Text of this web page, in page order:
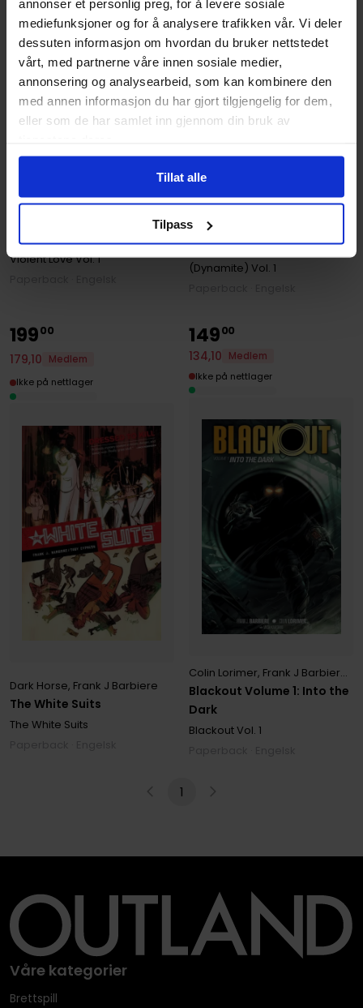
annonser et personlig preg, for å levere sosiale
mediefunksjoner og for å analysere trafikken vår. Vi deler
dessuten informasjon om hvordan du bruker nettstedet
vårt, med partnerne våre innen sosiale medier,
annonsering og analysearbeid, som kan kombinere den
med annen informasjon du har gjort tilgjengelig for dem,
eller som de har samlet inn gjennom din bruk av
Tillat alle
Tilpass
Violent Love Volume 1: Stay
Dangerous
Frank J Barbiere,Victor Santos
Violent LoveVol. 1
Solar: Man of the Atom
Volume 1 - Nuclear Family
,
Solar: Man of the Atom
(Dynamite) Vol. 1
The White Suits
Dark Horse, Frank J Barbiere
The White Suits
19900
179,10
Medlem
Ikke på nettlager
Blackout Volume 1: Into the
Dark
Colin Lorimer, Frank J Barbiere
BlackoutVol. 1
14900
134,10
Medlem
Ikke på nettlager
1
Våre kategorier
Brettspill